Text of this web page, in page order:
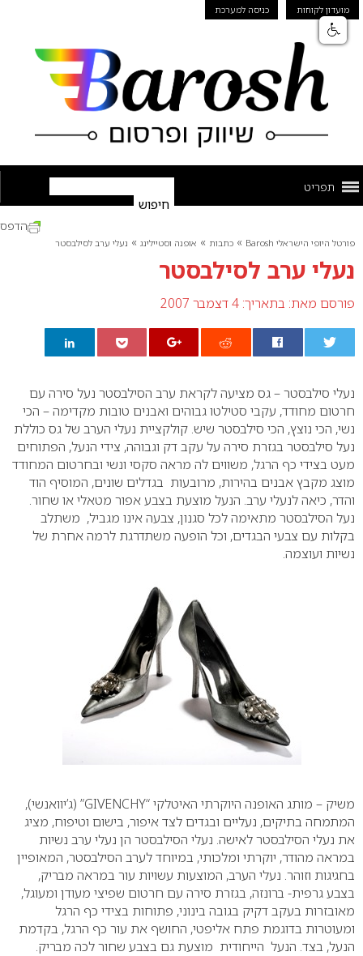
מועדון לקוחות כניסה למערכת
תפריט
פורטל היופי הישראלי Barosh » כתבות » אופנה וסטיילינג » נעלי ערב לסילבסטר
נעלי ערב לסילבסטר
פורסם מאת: בתאריך: 4 דצמבר 2007
הדפס
נעלי סילבסטר – גס מציעה לקראת ערב הסילבסטר נעל סירה עם
חרטום מחודד, עקבי סטילטו גבוהים ואבנים טובות מקדימה – הכי
נשי, הכי נוצץ, הכי סילבסטר שיש. קולקציית נעלי הערב של גס כוללת
נעל סילבסטר בגזרת סירה על עקב דק וגבוהה, צידי הנעל, הפתוחים
מעט בצידי כף הרגל, משווים לה מראה סקסי ונשי ובחרטום המחודד
מוצג מקבץ אבנים בהירות, מרובעות בגדלים שונים, המוסיף הוד
והדר, כיאה לנעלי ערב. הנעל מוצעת בצבע אפור מטאלי או שחור.
נעל הסילבסטר מתאימה לכל סגנון, צבעה אינו מגביל, משתלב
בקלות עם צבעי הבגדים, וכל הופעה משתדרגת לרמה אחרת של
נשיות ועוצמה.
משיק – מותג האופנה היוקרתי האיטלקי “GIVENCHY” (ג’יוואנשי),
המתמחה בתיקים, נעליים ובגדים לצד איפור, בישום וטיפוח, מציג
את נעלי הסילבסטר לאישה. נעלי הסילבסטר הן נעלי ערב נשיות
במראה מהודר, יוקרתי ומלכותי, במיוחד לערב הסילבסטר, המאופיין
בחגיגות וזוהר. נעלי הערב, המוצעות עשויות עור במראה מבריק,
בצבע גרפית- ברונזה, בגזרת סירה עם חרטום שפיצי מעודן ומעוגל,
מאובזרות בעקב דקיק בגובה בינוני, פתוחות בצידי כף הרגל
ומעוטרות בדוגמת פתח אליפטי, החושף את עור כף הרגל, בקדמת
הנעל, בצד. הנעל הייחודית מוצעת גם בצבע שחור לכה מבריק.